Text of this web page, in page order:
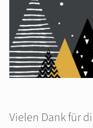
Vielen Dank für